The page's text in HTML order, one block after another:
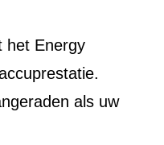
het Energy
als uw